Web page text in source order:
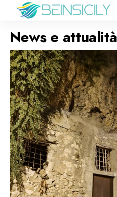
News e attualità